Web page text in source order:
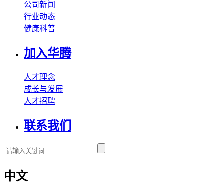
公司新闻
行业动态
健康科普
加入华腾
人才理念
成长与发展
人才招聘
联系我们
中文